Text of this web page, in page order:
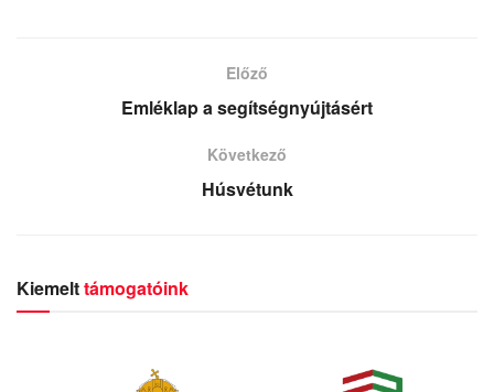
Előző
Emléklap a segítségnyújtásért
Következő
Húsvétunk
Kiemelt támogatóink